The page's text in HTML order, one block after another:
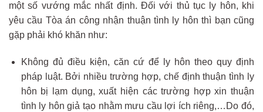
một số vướng mắc nhất định. Đối với thủ tục ly hôn, khi
yêu cầu Tòa án công nhận thuận tình ly hôn thì bạn cũng
gặp phải khó khăn như:
Không đủ điều kiện, căn cứ để ly hôn theo quy định
pháp luật. Bởi nhiều trường hợp, chế định thuận tình ly
hôn bị lạm dụng, xuất hiện các trường hợp xin thuận
tình ly hôn giả tạo nhằm mưu cầu lợi ích riêng,…Do đó,